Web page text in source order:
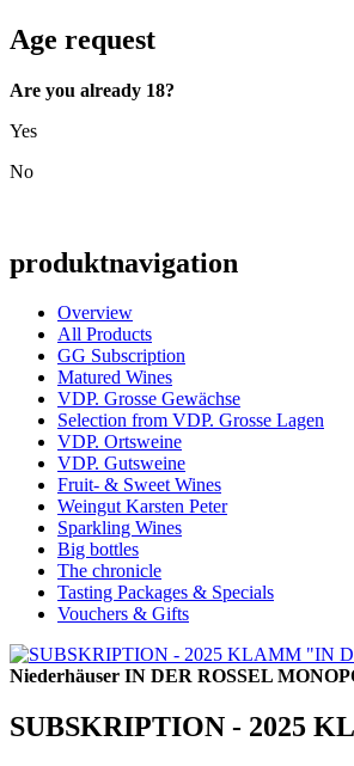
Age request
Are you already 18?
Yes
No
produktnavigation
Overview
All Products
GG Subscription
Matured Wines
VDP. Grosse Gewächse
Selection from VDP. Grosse Lagen
VDP. Ortsweine
VDP. Gutsweine
Fruit- & Sweet Wines
Weingut Karsten Peter
Sparkling Wines
Big bottles
The chronicle
Tasting Packages & Specials
Vouchers & Gifts
Niederhäuser IN DER ROSSEL
SUBSKRIPTION - 2025